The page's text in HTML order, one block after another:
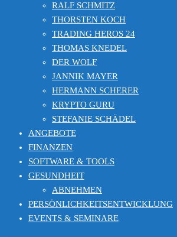
RALF SCHMITZ
THORSTEN KOCH
TRADING HEROS 24
THOMAS KNEDEL
DER WOLF
JANNIK MAYER
HERMANN SCHERER
KRYPTO GURU
STEFANIE SCHÄDEL
ANGEBOTE
FINANZEN
SOFTWARE & TOOLS
GESUNDHEIT
ABNEHMEN
PERSÖNLICHKEITSENTWICKLUNG
EVENTS & SEMINARE